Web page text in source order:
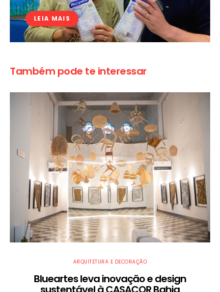
LEIA MAIS
Também pode te interessar
ARQUITETURA E DECORAÇÃO
Blueartes leva inovação e design